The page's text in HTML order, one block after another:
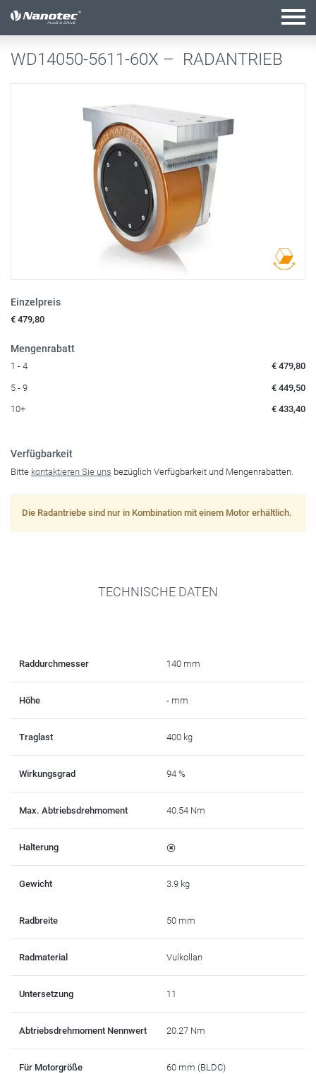
Aktive Kombination
WD14050-5611-60X – RADANTRIEB
Einzelpreis
€ 479,80
Mengenrabatt
1 - 4 € 479,80
5 - 9 € 449,50
10+ € 433,40
Verfügbarkeit
Bitte kontaktieren Sie uns bezüglich Verfügbarkeit und Mengenrabatten.
Die Radantriebe sind nur in Kombination mit einem Motor erhältlich.
TECHNISCHE DATEN
Raddurchmesser 140 mm
Höhe - mm
Traglast 400 kg
Wirkungsgrad 94 %
Max. Abtriebsdrehmoment 40.54 Nm
Halterung
Gewicht 3.9 kg
Radbreite 50 mm
Radmaterial Vulkollan
Untersetzung 11
Abtriebsdrehmoment Nennwert 20.27 Nm
Für Motorgröße 60 mm (BLDC)